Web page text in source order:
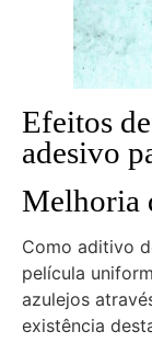
Efeitos
adesivo
Melhoria
Como aditivo
película
azulejos
existência